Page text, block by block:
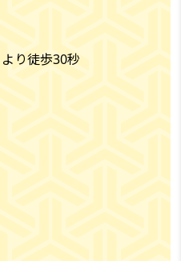
り徒歩30秒